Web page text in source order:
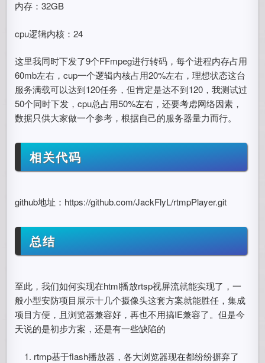
内存：32GB
cpu逻辑内核：24
这里我同时下发了9个FFmpeg进行转码，每个进程内存占用
60mb左右，cup一个逻辑内核占用20%左右，理想状态这台
服务满载可以达到120任务，但肯定是达不到120，我测试过
50个同时下发，cpu总占用50%左右，还要考虑网络因素，
数据只供大家做一个参考，根据自己的服务器量力而行。
相关代码
github地址：https://github.com/JackFlyL/rtmpPlayer.git
总结
至此，我们如何实现在html播放rtsp视屏流就能实现了，一
般小型安防项目展示十几个摄像头这套方案就能胜任，集成
项目方便，且浏览器兼容好，再也不用搞IE兼容了。但是今
天说的是初步方案，还是有一些缺陷的
rtmp基于flash播放器，各大浏览器现在都纷纷摒弃了